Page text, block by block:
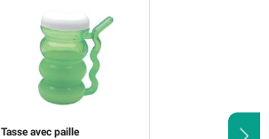
Tasse avec paille